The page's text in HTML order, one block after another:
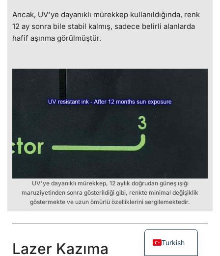
Ancak, UV'ye dayanıklı mürekkep kullanıldığında, renk
12 ay sonra bile stabil kalmış, sadece belirli alanlarda
hafif aşınma görülmüştür.
UV'ye dayanıklı mürekkep, 12 aylık doğrudan güneş ışığı
maruziyetinden sonra gösterildiği gibi, renkte minimal değişiklik
göstermekte ve uzun ömürlü özelliklerini sergilemektedir.
Lazer Kazıma Turkish